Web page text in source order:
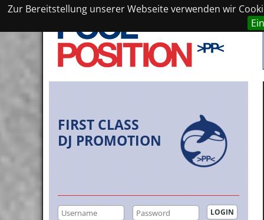
Zur Bereitstellung unserer Webseite verwenden wir
FIRST CLASS
DJ PROMOTION